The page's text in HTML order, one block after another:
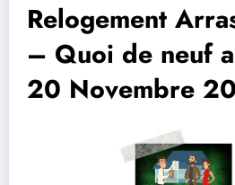
Relogement
– Quoi de neuf
20 Novembre